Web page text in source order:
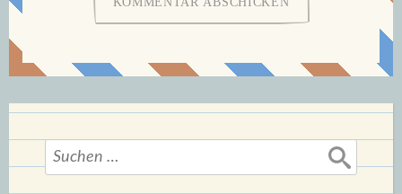
Suchen
nach: